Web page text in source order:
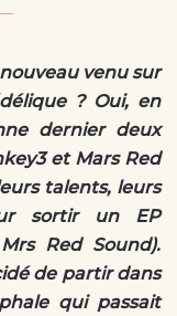
venu sur
? Oui, en
dernier deux
et Mars Red
talents, leurs
sortir un EP
Red Sound).
de partir dans
qui passait